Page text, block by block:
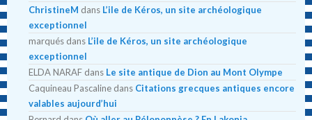
ChristineM dans L’ile de Kéros, un site archéologique
exceptionnel
marqués dans L’ile de Kéros, un site archéologique
exceptionnel
ELDA NARAF dans Le site antique de Dion au Mont Olympe
Caquineau Pascaline dans Citations grecques antiques encore
valables aujourd’hui